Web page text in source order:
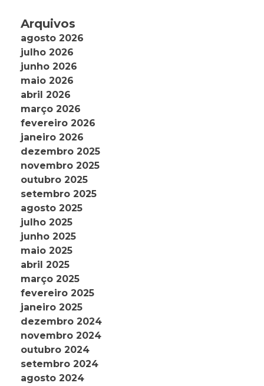
Arquivos
agosto 2026
julho 2026
junho 2026
maio 2026
abril 2026
março 2026
fevereiro 2026
janeiro 2026
dezembro 2025
novembro 2025
outubro 2025
setembro 2025
agosto 2025
julho 2025
junho 2025
maio 2025
abril 2025
março 2025
fevereiro 2025
janeiro 2025
dezembro 2024
novembro 2024
outubro 2024
setembro 2024
agosto 2024